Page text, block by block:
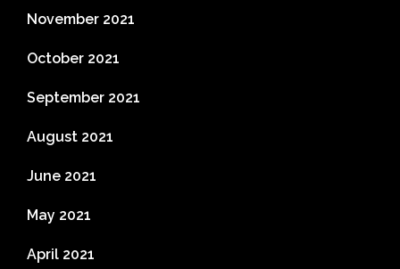
November 2021
October 2021
September 2021
August 2021
June 2021
May 2021
April 2021